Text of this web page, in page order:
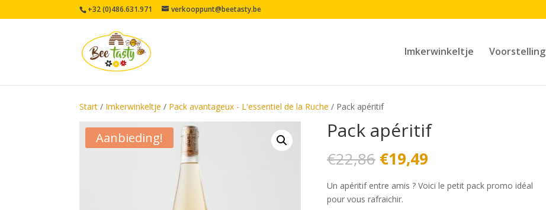
+32 (0)486.631.971 verkooppunt@beetasty.be
Imkerwinkeltje Voorstelling
Start / Imkerwinkeltje / Pack avantageux - L'essentiel de la Ruche / Pack apéritif
Aanbieding! Pack apéritif
€22,86 Oorspronkelijke
prijs
was:
€22,86.
€19,49Huidige
is:
Un apéritif entre amis ? Voici le petit pack promo idéal
pour vous rafraichir.